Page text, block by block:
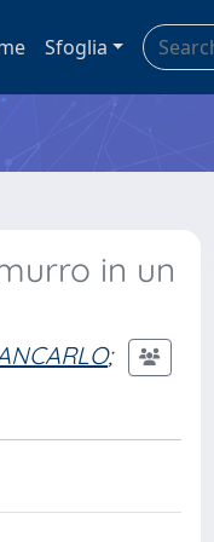
Sfoglia
in un
;